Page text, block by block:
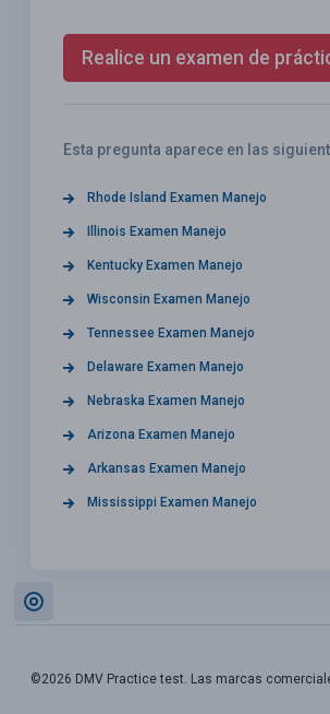
Realice un examen de
Esta pregunta aparece en las
Rhode Island Examen Manejo
Illinois Examen Manejo
Kentucky Examen Manejo
Wisconsin Examen Manejo
Tennessee Examen Manejo
Delaware Examen Manejo
Nebraska Examen Manejo
Arizona Examen Manejo
Arkansas Examen Manejo
Mississippi Examen Manejo
©2026 DMV Practice test. Las marcas